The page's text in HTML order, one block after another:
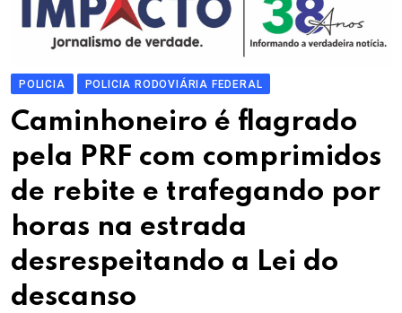
POLICIA POLICIA RODOVIÁRIA FEDERAL
Caminhoneiro é flagrado
pela PRF com comprimidos
de rebite e trafegando por
horas na estrada
desrespeitando a Lei do
descanso